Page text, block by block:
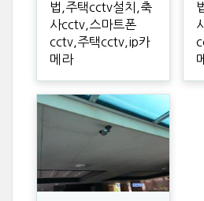
법,주택cctv설치,축
사cctv,스마트폰
cctv,주택cctv,ip카
메라